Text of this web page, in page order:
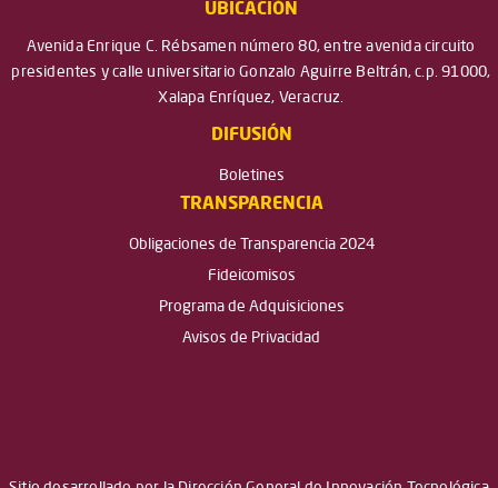
UBICACIÓN
Avenida Enrique C. Rébsamen número 80, entre avenida circuito
presidentes y calle universitario Gonzalo Aguirre Beltrán, c.p. 91000,
Xalapa Enríquez, Veracruz.
DIFUSIÓN
Boletines
TRANSPARENCIA
Obligaciones de Transparencia 2024
Fideicomisos
Programa de Adquisiciones
Avisos de Privacidad